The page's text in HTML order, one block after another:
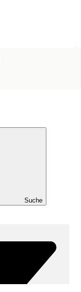
Suche